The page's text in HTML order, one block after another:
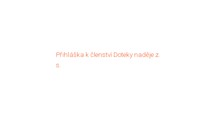
Přihláška k členství Doteky naděje z.
s.